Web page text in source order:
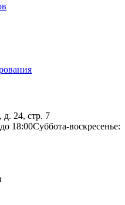
24, стр. 7
18:00Суббота-воскресенье: